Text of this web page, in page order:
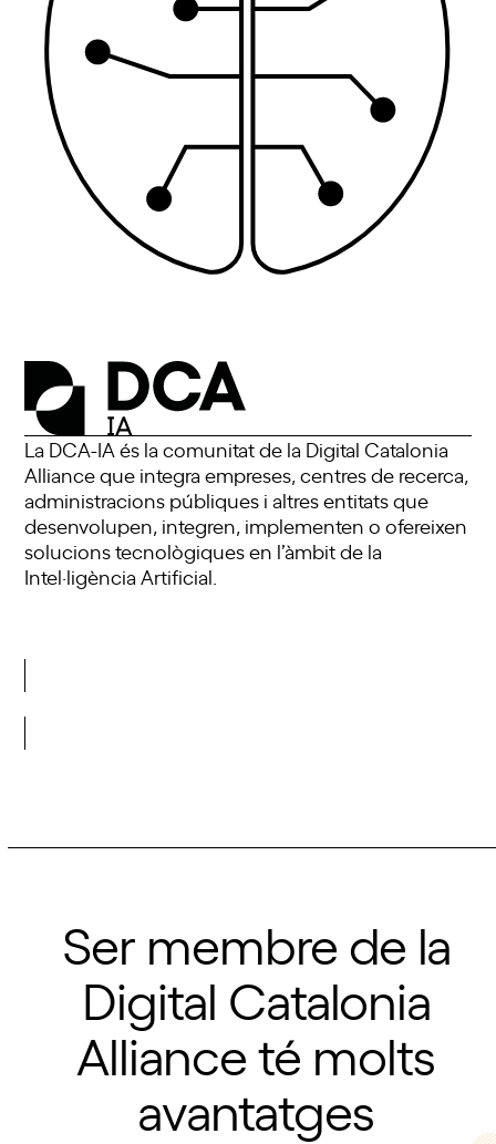
La DCA-IA és la comunitat de la Digital Catalonia
Alliance que integra empreses, centres de recerca,
administracions públiques i altres entitats que
desenvolupen, integren, implementen o ofereixen
solucions tecnològiques en l’àmbit de la
Intel·ligència Artificial.
Ser membre de la
Digital Catalonia
Alliance té molts
avantatges